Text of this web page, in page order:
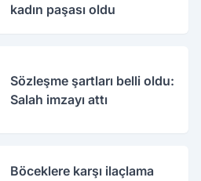
kadın paşası oldu
Sözleşme şartları belli oldu:
Salah imzayı attı
Böceklere karşı ilaçlama